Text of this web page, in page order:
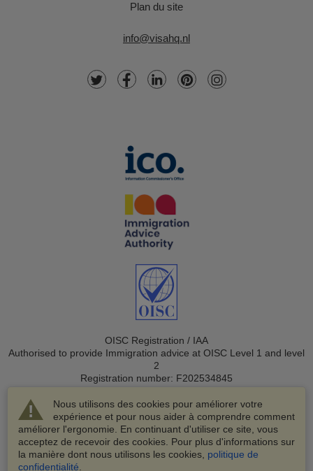
Nous utilisons des cookies pour améliorer votre
expérience et pour nous aider à comprendre comment
améliorer l'ergonomie. En continuant d'utiliser ce site, vous
acceptez de recevoir des cookies. Pour plus d'informations sur
la manière dont nous utilisons les cookies, politique de
confidentialité
Plan du site
info@visahq.nl
OISC Registration / IAA
Authorised to provide Immigration advice at OISC Level 1 and level
2
Registration number: F202534845
© 2003-2026 VisaHQ.com, Inc. Tous droits réservés.